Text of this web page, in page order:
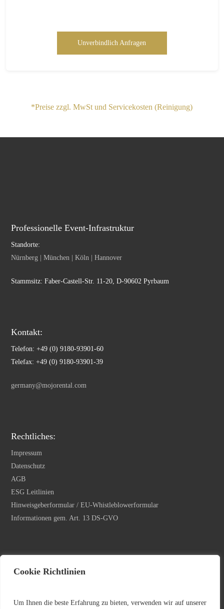
Cookie Richtlinien
Um Ihnen die beste Erfahrung zu bieten, verwenden wir auf unserer
Unverbindlich Anfragen
*Preise zzgl. MwSt und Servicekosten (Reinigung)
Professionelle Event-Infrastruktur
Standorte:
Nürnberg | München | Köln | Hannover
Stammsitz: Faber-Castell-Str. 11-20, D-90602 Pyrbaum
Kontakt:
Telefon: +49 (0) 9180-93901-60
Telefax: +49 (0) 9180-93901-39
germany@mojorental.com
Rechtliches:
Impressum
Datenschutz
AGB
ESG Leitlinien
Hinweisgeberformular / EU-Whistleblowerformular
Informationen gem. Art. 13 DS-GVO
Newsletter Anmeldung